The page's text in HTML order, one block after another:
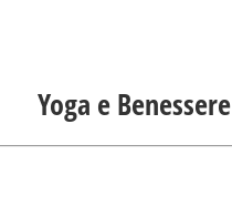
Yoga e Benessere